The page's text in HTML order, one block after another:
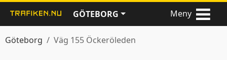
GÖTEBORG Meny
Göteborg Väg 155 Öckeröleden